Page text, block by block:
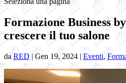
Formazione Business
crescere il tuo salone
da RED | Gen 19, 2024 |Eventi,